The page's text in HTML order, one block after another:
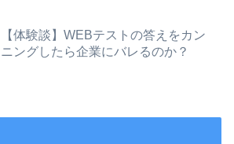
【体験談】WEBテストの答えをカン
ニングしたら企業にバレるのか？